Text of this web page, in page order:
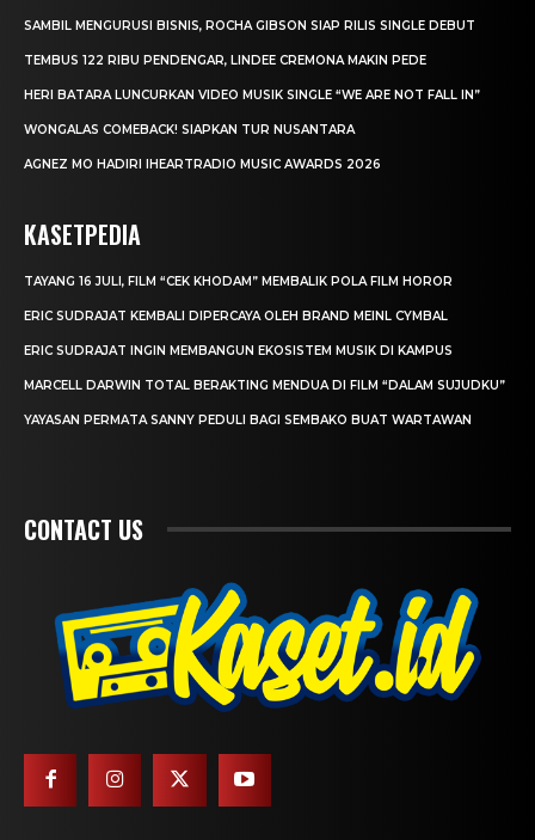
SAMBIL MENGURUSI BISNIS, ROCHA GIBSON SIAP RILIS SINGLE DEBUT
TEMBUS 122 RIBU PENDENGAR, LINDEE CREMONA MAKIN PEDE
HERI BATARA LUNCURKAN VIDEO MUSIK SINGLE “WE ARE NOT FALL IN”
WONGALAS COMEBACK! SIAPKAN TUR NUSANTARA
AGNEZ MO HADIRI IHEARTRADIO MUSIC AWARDS 2026
KASETPEDIA
TAYANG 16 JULI, FILM “CEK KHODAM” MEMBALIK POLA FILM HOROR
ERIC SUDRAJAT KEMBALI DIPERCAYA OLEH BRAND MEINL CYMBAL
ERIC SUDRAJAT INGIN MEMBANGUN EKOSISTEM MUSIK DI KAMPUS
MARCELL DARWIN TOTAL BERAKTING MENDUA DI FILM “DALAM SUJUDKU”
YAYASAN PERMATA SANNY PEDULI BAGI SEMBAKO BUAT WARTAWAN
CONTACT US